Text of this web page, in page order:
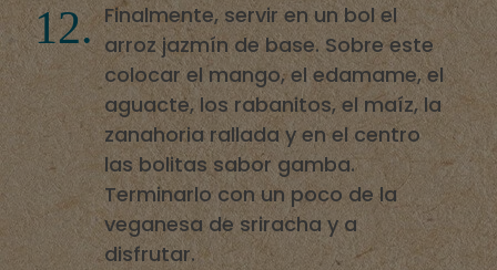
Finalmente, servir en un bol el
arroz jazmín de base. Sobre este
colocar el mango, el edamame, el
aguacte, los rabanitos, el maíz, la
zanahoria rallada y en el centro
las bolitas sabor gamba.
Terminarlo con un poco de la
veganesa de sriracha y a
disfrutar.